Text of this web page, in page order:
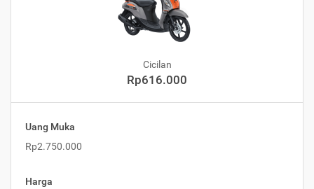
Cicilan
Rp616.000
Uang Muka
Rp2.750.000
Harga